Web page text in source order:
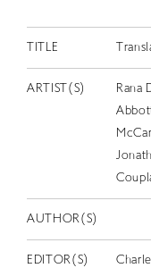
TITLE
ARTIST(S)
Rana
AUTHOR(S)
EDITOR(S)